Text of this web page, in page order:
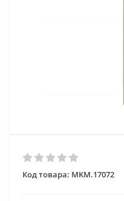
Код товара: MKM.17072